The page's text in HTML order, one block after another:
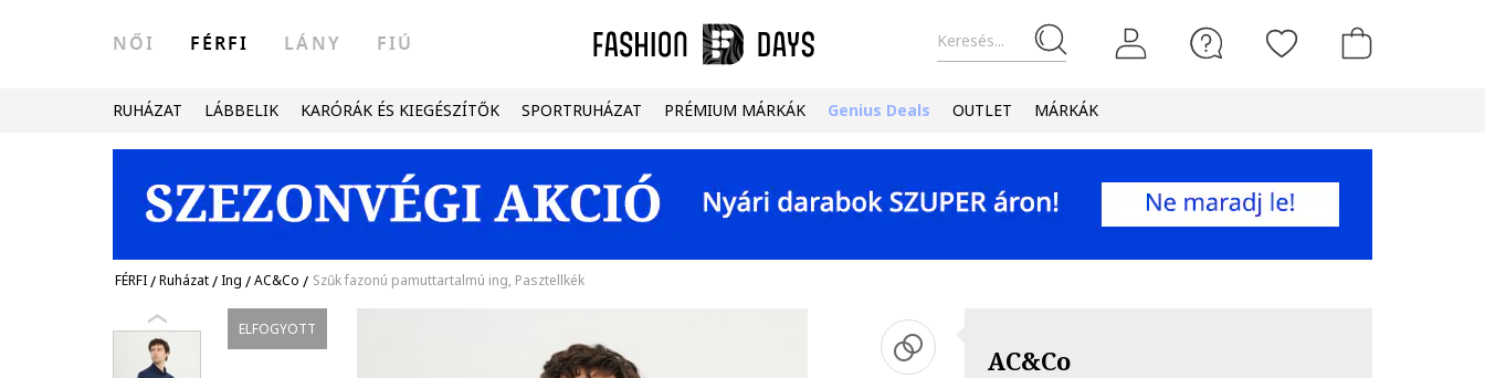
Keresés...
NŐI FÉRFI LÁNY FIÚ
RUHÁZAT LÁBBELIK KARÓRÁK ÉS KIEGÉSZÍTŐK SPORTRUHÁZAT PRÉMIUM MÁRKÁK Genius Deals OUTLET MÁRKÁK
FÉRFI/Ruházat/Ing /AC&Co / Szűk fazonú pamuttartalmú ing, Pasztellkék
ELFOGYOTT
AC&Co